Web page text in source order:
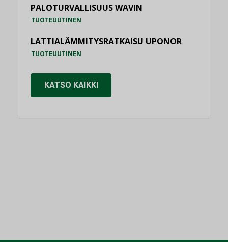
PALOTURVALLISUUS WAVIN
TUOTEUUTINEN
LATTIALÄMMITYSRATKAISU UPONOR
TUOTEUUTINEN
KATSO KAIKKI